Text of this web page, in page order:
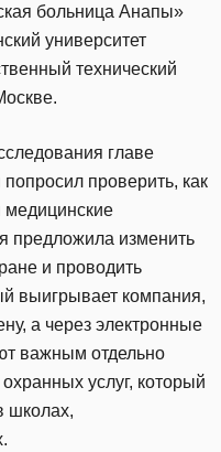
больница Анапы»
университет
технический
главе
проверить, как
медицинские
предложила изменить
и проводить
выигрывает компания,
а через электронные
важным отдельно
услуг, который
школах,